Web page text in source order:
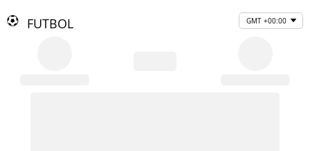
FUTBOL GMT +00:00